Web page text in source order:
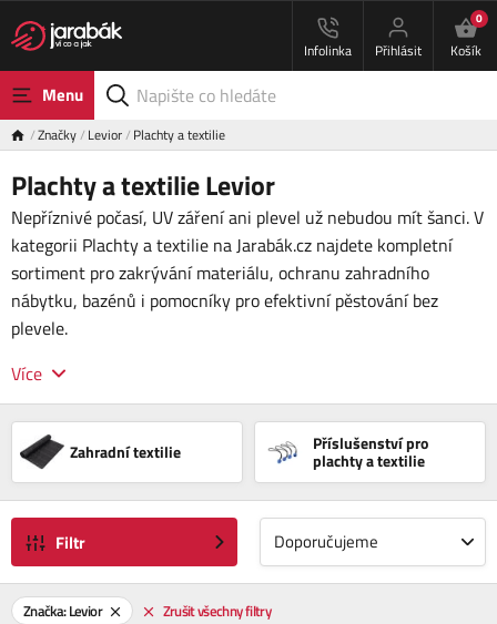
Infolinka Přihlásit
0
Košík
Menu
Značky Levior Plachty a textilie
Plachty a textilie Levior
Nepříznivé počasí, UV záření ani plevel už nebudou mít šanci. V
kategorii Plachty a textilie na Jarabák.cz najdete kompletní
sortiment pro zakrývání materiálu, ochranu zahradního
nábytku, bazénů i pomocníky pro efektivní pěstování bez
plevele.
Více
Zahradní textilie Příslušenství pro
plachty a textilie
Filtr Doporučujeme
Značka: Levior Zrušit všechny filtry